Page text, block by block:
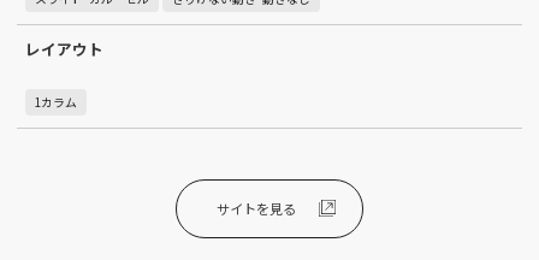
レイアウト
1カラム
サイトを見る